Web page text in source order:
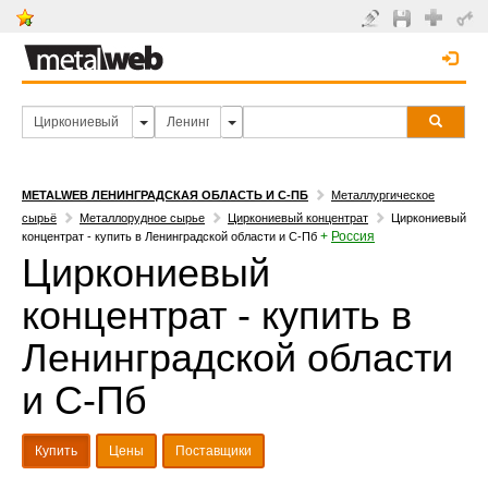
METALWEB ЛЕНИНГРАДСКАЯ ОБЛАСТЬ И С-ПБ
Металлургическое
сырьё
Металлорудное сырье Циркониевый концентрат
Циркониевый
концентрат - купить в Ленинградской области и С-Пб + Россия
Циркониевый
концентрат - купить в
Ленинградской области
и С-Пб
Купить Цены Поставщики